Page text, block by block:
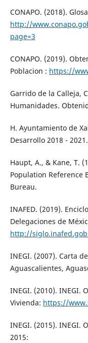
CONAPO. (2018).
http://
page=3
CONAPO. (2019).
Poblacion : https://
Garrido de la Calleja,
Humanidades.
H. Ayuntamiento de
Desarrollo 2018 -
Haupt, A., & Kane, T.
Population Reference
Bureau.
INAFED. (2019).
Delegaciones de
http://
INEGI. (2007). Carta
Aguascalientes,
INEGI. (2010). INEGI.
Vivienda: https://
INEGI. (2015). INEGI.
2015: